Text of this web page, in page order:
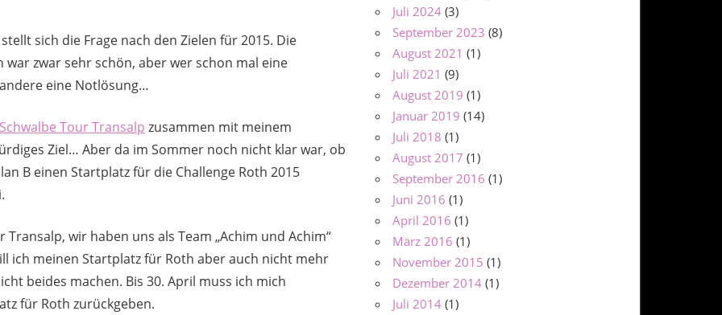
sich die Frage nach den Zielen für 2015. Die
zwar sehr schön, aber wer schon mal eine
eine Notlösung…
Schwalbe Tour Transalp zusammen mit meinem
Ziel… Aber da im Sommer noch nicht klar war, ob
B einen Startplatz für die Challenge Roth 2015
wir haben uns als Team „Achim und Achim“
ich meinen Startplatz für Roth aber auch nicht mehr
beides machen. Bis 30. April muss ich mich
für Roth zurückgeben.
Juli 2024 (3)
September 2023 (8)
August 2021 (1)
Juli 2021 (9)
August 2019 (1)
Januar 2019 (14)
Juli 2018 (1)
August 2017 (1)
September 2016 (1)
Juni 2016 (1)
April 2016 (1)
März 2016 (1)
November 2015 (1)
Dezember 2014 (1)
Juli 2014 (1)